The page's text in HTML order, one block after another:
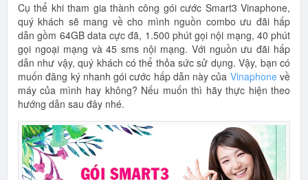
Cụ thể khi tham gia thành công gói cước Smart3 Vinaphone,
quý khách sẽ mang về cho mình nguồn combo ưu đãi hấp
dẫn gồm 64GB data cực đã, 1.500 phút gọi nội mạng, 40 phút
gọi ngoại mạng và 45 sms nội mạng. Với nguồn ưu đãi hấp
dẫn như vậy, quý khách có thể thỏa sức sử dụng. Vậy, bạn có
muốn đăng ký nhanh gói cước hấp dẫn này của Vinaphonevề
máy của mình hay không? Nếu muốn thì hãy thực hiện theo
hướng dẫn sau đây nhé.